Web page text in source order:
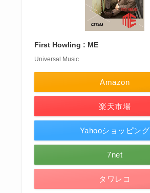
First Howling : ME
Universal Music
Amazon
楽天市場
Yahooショッピング
7net
タワレコ